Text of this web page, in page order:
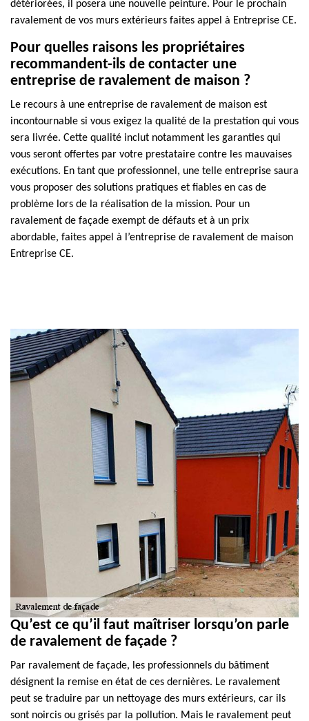
détériorées, il posera une nouvelle peinture. Pour le prochain
ravalement de vos murs extérieurs faites appel à Entreprise CE.
Pour quelles raisons les propriétaires
recommandent-ils de contacter une
entreprise de ravalement de maison ?
Le recours à une entreprise de ravalement de maison est
incontournable si vous exigez la qualité de la prestation qui vous
sera livrée. Cette qualité inclut notamment les garanties qui
vous seront offertes par votre prestataire contre les mauvaises
exécutions. En tant que professionnel, une telle entreprise saura
vous proposer des solutions pratiques et fiables en cas de
problème lors de la réalisation de la mission. Pour un
ravalement de façade exempt de défauts et à un prix
abordable, faites appel à l’entreprise de ravalement de maison
Entreprise CE.
Qu’est ce qu’il faut maîtriser lorsqu’on parle
de ravalement de façade ?
Par ravalement de façade, les professionnels du bâtiment
désignent la remise en état de ces dernières. Le ravalement
peut se traduire par un nettoyage des murs extérieurs, car ils
sont noircis ou grisés par la pollution. Mais le ravalement peut